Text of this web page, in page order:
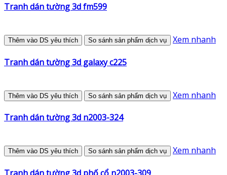
Tranh dán tường 3d fm599
Thêm vào DS yêu thích So sánh sản phẩm dịch vụ Xem nhanh
Tranh dán tường 3d galaxy c225
Thêm vào DS yêu thích So sánh sản phẩm dịch vụ Xem nhanh
Tranh dán tường 3d n2003-324
Thêm vào DS yêu thích So sánh sản phẩm dịch vụ Xem nhanh
Tranh dán tường 3d phố cổ n2003-309